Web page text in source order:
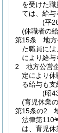
を受けた
ては、給与
(平
(休職者の
第15条
地
た職員に
により給与
2
地方公営
定により
る給与も支
(昭
(育児休業
第15条の2
法律第110
は、育児